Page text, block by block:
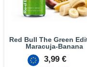
Red Bull The Green
Maracuja-Banana
3,99 €